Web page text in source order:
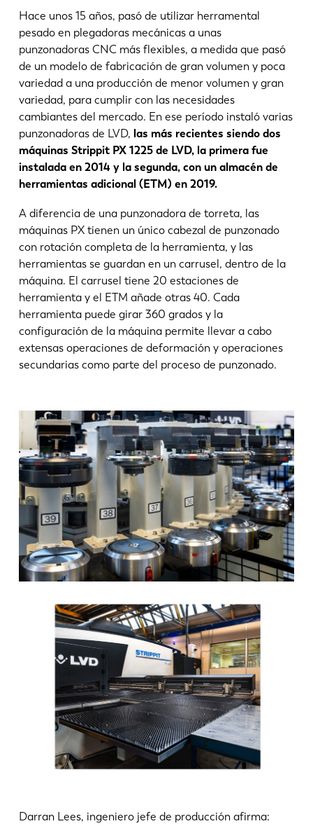
Hace unos 15 años, pasó de utilizar herramental
pesado en plegadoras mecánicas a unas
punzonadoras CNC más flexibles, a medida que pasó
de un modelo de fabricación de gran volumen y poca
variedad a una producción de menor volumen y gran
variedad, para cumplir con las necesidades
cambiantes del mercado. En ese período instaló varias
punzonadoras de LVD, las más recientes siendo dos
máquinas Strippit PX 1225 de LVD, la primera fue
instalada en 2014 y la segunda, con un almacén de
herramientas adicional (ETM) en 2019.
A diferencia de una punzonadora de torreta, las
máquinas PX tienen un único cabezal de punzonado
con rotación completa de la herramienta, y las
herramientas se guardan en un carrusel, dentro de la
máquina. El carrusel tiene 20 estaciones de
herramienta y el ETM añade otras 40. Cada
herramienta puede girar 360 grados y la
configuración de la máquina permite llevar a cabo
extensas operaciones de deformación y operaciones
secundarias como parte del proceso de punzonado.
Darran Lees, ingeniero jefe de producción afirma: